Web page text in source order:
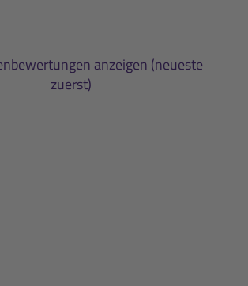
anzeigen (neueste
zuerst)